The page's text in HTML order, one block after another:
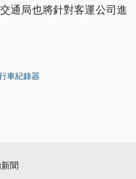
通局也將針對客運公司進
車紀錄器
聞